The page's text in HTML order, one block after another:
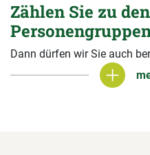
Zählen Sie zu
Dann dürfen wir Sie auch
mehr